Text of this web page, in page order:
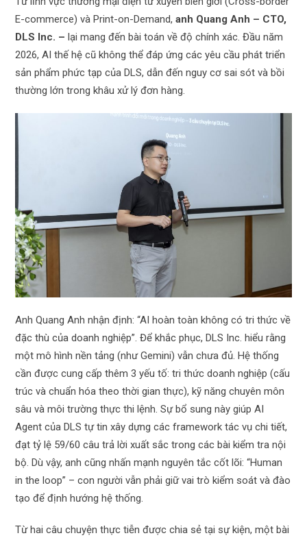
E-commerce) và Print-on-Demand,anh Quang Anh – CTO,
DLS Inc. – lại mang đến bài toán về độ chính xác. Đầu năm
2026, AI thế hệ cũ không thể đáp ứng các yêu cầu phát triển
sản phẩm phức tạp của DLS, dẫn đến nguy cơ sai sót và bồi
thường lớn trong khâu xử lý đơn hàng.
Anh Quang Anh nhận định: “AI hoàn toàn không có tri thức về
đặc thù của doanh nghiệp”. Để khắc phục, DLS Inc. hiểu rằng
một mô hình nền tảng (như Gemini) vẫn chưa đủ. Hệ thống
cần được cung cấp thêm 3 yếu tố: tri thức doanh nghiệp (cấu
trúc và chuẩn hóa theo thời gian thực), kỹ năng chuyên môn
sâu và môi trường thực thi lệnh. Sự bổ sung này giúp AI
Agent của DLS tự tin xây dựng các framework tác vụ chi tiết,
đạt tỷ lệ 59/60 câu trả lời xuất sắc trong các bài kiểm tra nội
bộ. Dù vậy, anh cũng nhấn mạnh nguyên tắc cốt lõi: “Human
in the loop” – con người vẫn phải giữ vai trò kiểm soát và đào
tạo để định hướng hệ thống.
Từ hai câu chuyện thực tiễn được chia sẻ tại sự kiện, một bài